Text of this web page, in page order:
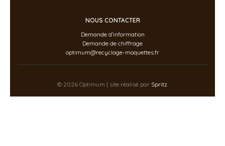
NOUS CONTACTER
Demande d’information
Demande de chiffrage
optimum@recyclage-moquettes.fr
© 2026 Optimum | site réalisé par Spritz.